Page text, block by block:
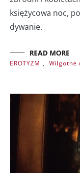
księżycowa noc,
dywanie.
READ MORE
EROTYZM , Wilgotne